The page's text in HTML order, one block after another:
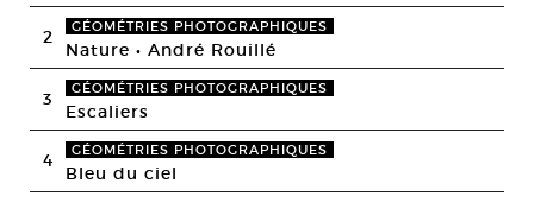
2 GÉOMÉTRIES PHOTOGRAPHIQUES
Nature • André Rouillé
3 GÉOMÉTRIES PHOTOGRAPHIQUES
Escaliers
4 GÉOMÉTRIES PHOTOGRAPHIQUES
Bleu du ciel